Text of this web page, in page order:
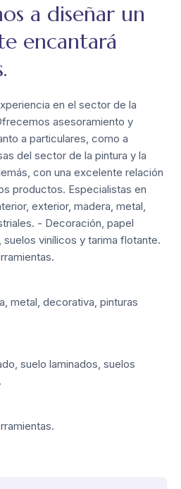
a diseñar un
encantará
en el sector de la
asesoramiento y
a particulares, como a
del sector de la pintura y la
con una excelente relación
productos. Especialistas en
exterior, madera, metal,
- Decoración, papel
vinílicos y tarima flotante.
metal, decorativa, pinturas
suelo laminados, suelos